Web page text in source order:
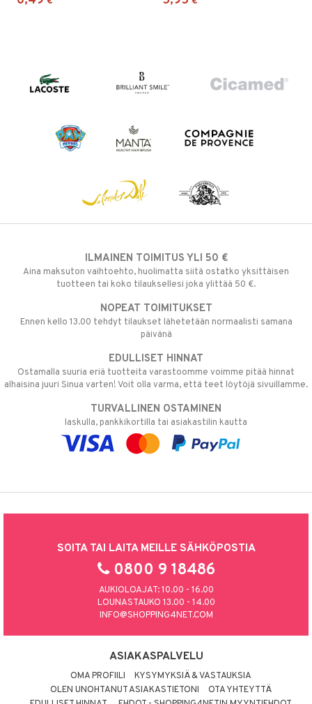
ILMAINEN TOIMITUS YLI 50 €
Aina maksuton vaihtoehto, huolimatta siitä ostatko yksittäisen
tuotteen tai koko tilauksellesi joka ylittää 50 €.
NOPEAT TOIMITUKSET
Ennen kello 13.00 tehdyt tilaukset lähetetään normaalisti samana
päivänä
EDULLISET HINNAT
Ostamalla suuria eriä tuotteita varastoomme voimme pitää hinnat
alhaisina juuri Sinua varten! Voit olla varma, että teet löytöjä sivuillamme.
TURVALLINEN OSTAMINEN
laskulla, pankkikortilla tai asiakastilin kautta
SOITA TAI LAITA MEILLE SÄHKÖPOSTIA
0800 9 18486
AUKIOLOAJAT: 10.00 - 16.00
LOUNASTAUKO 13.00 - 14.00
INFO@SHOPPING4NET.COM
ASIAKASPALVELU
OMA PROFIILI
KYSYMYKSIÄ & VASTAUKSIA
OLEN UNOHTANUT ASIAKASTIETONI
OTA YHTEYTTÄ